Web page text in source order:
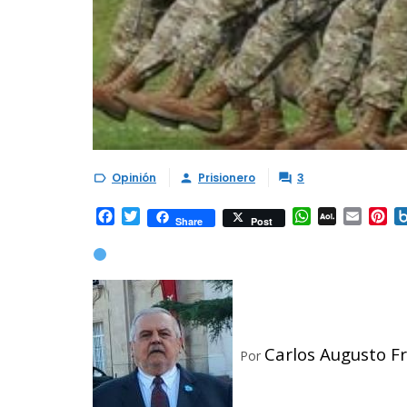
 Opinión  Prisionero  3
Facebook
TwitterShare Post WhatsApp
AOL Email
Por Carlos Augusto